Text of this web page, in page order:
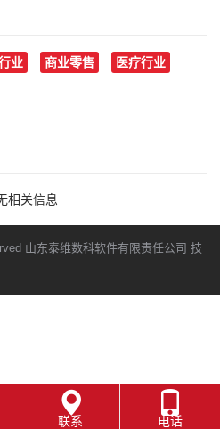
业 商业零售
医疗行业
相关信息
山东泰维数科软件有限责任公司 技
联系 电话